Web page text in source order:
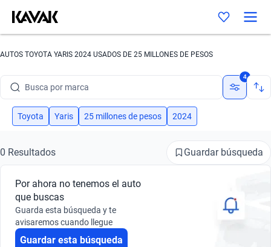
AUTOS TOYOTA YARIS 2024 USADOS DE 25 MILLONES DE PESOS
Busca por marca
Busca por modelo
Busca por año
Busca por marca
Busca por modelo
4
Toyota Yaris 25 millones de pesos 2024
0 Resultados Guardar búsqueda
Por ahora no tenemos el auto
que buscas
Guarda esta búsqueda y te
avisaremos cuando llegue
Guardar esta búsqueda